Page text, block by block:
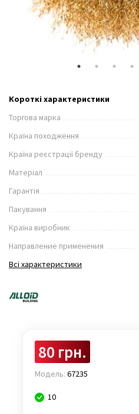
Короткі характеристики
Торгова марка
Країна походження
Країна реєстрації бренду
Матеріал
Гарантія
Пакування
Країна виробник
Направление применения
Всі характеристики
80 грн.
Модель: 67235
10